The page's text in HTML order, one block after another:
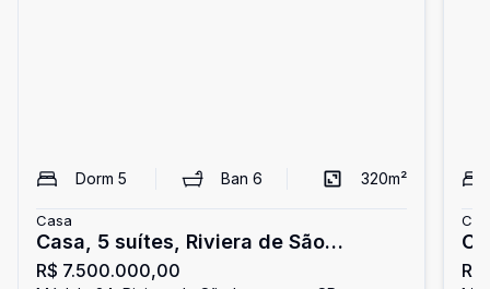
Dorm 5 Ban 6 320m²
Casa
Casa, 5 suítes, Riviera de São
Lourenço
R$ 7.500.000,00